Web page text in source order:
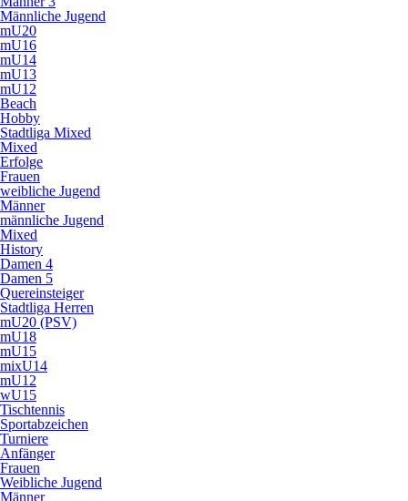
Männliche Jugend
mU20
mU16
mU14
mU13
mU12
Beach
Hobby
Stadtliga Mixed
Mixed
Erfolge
Frauen
weibliche Jugend
Männer
männliche Jugend
Mixed
History
Damen 4
Damen 5
Quereinsteiger
Stadtliga Herren
mU20 (PSV)
mU18
mU15
mixU14
mU12
wU15
Tischtennis
Sportabzeichen
Turniere
Anfänger
Frauen
Weibliche Jugend
Männer